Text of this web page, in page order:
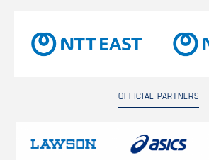
OFFICIAL PARTNERS